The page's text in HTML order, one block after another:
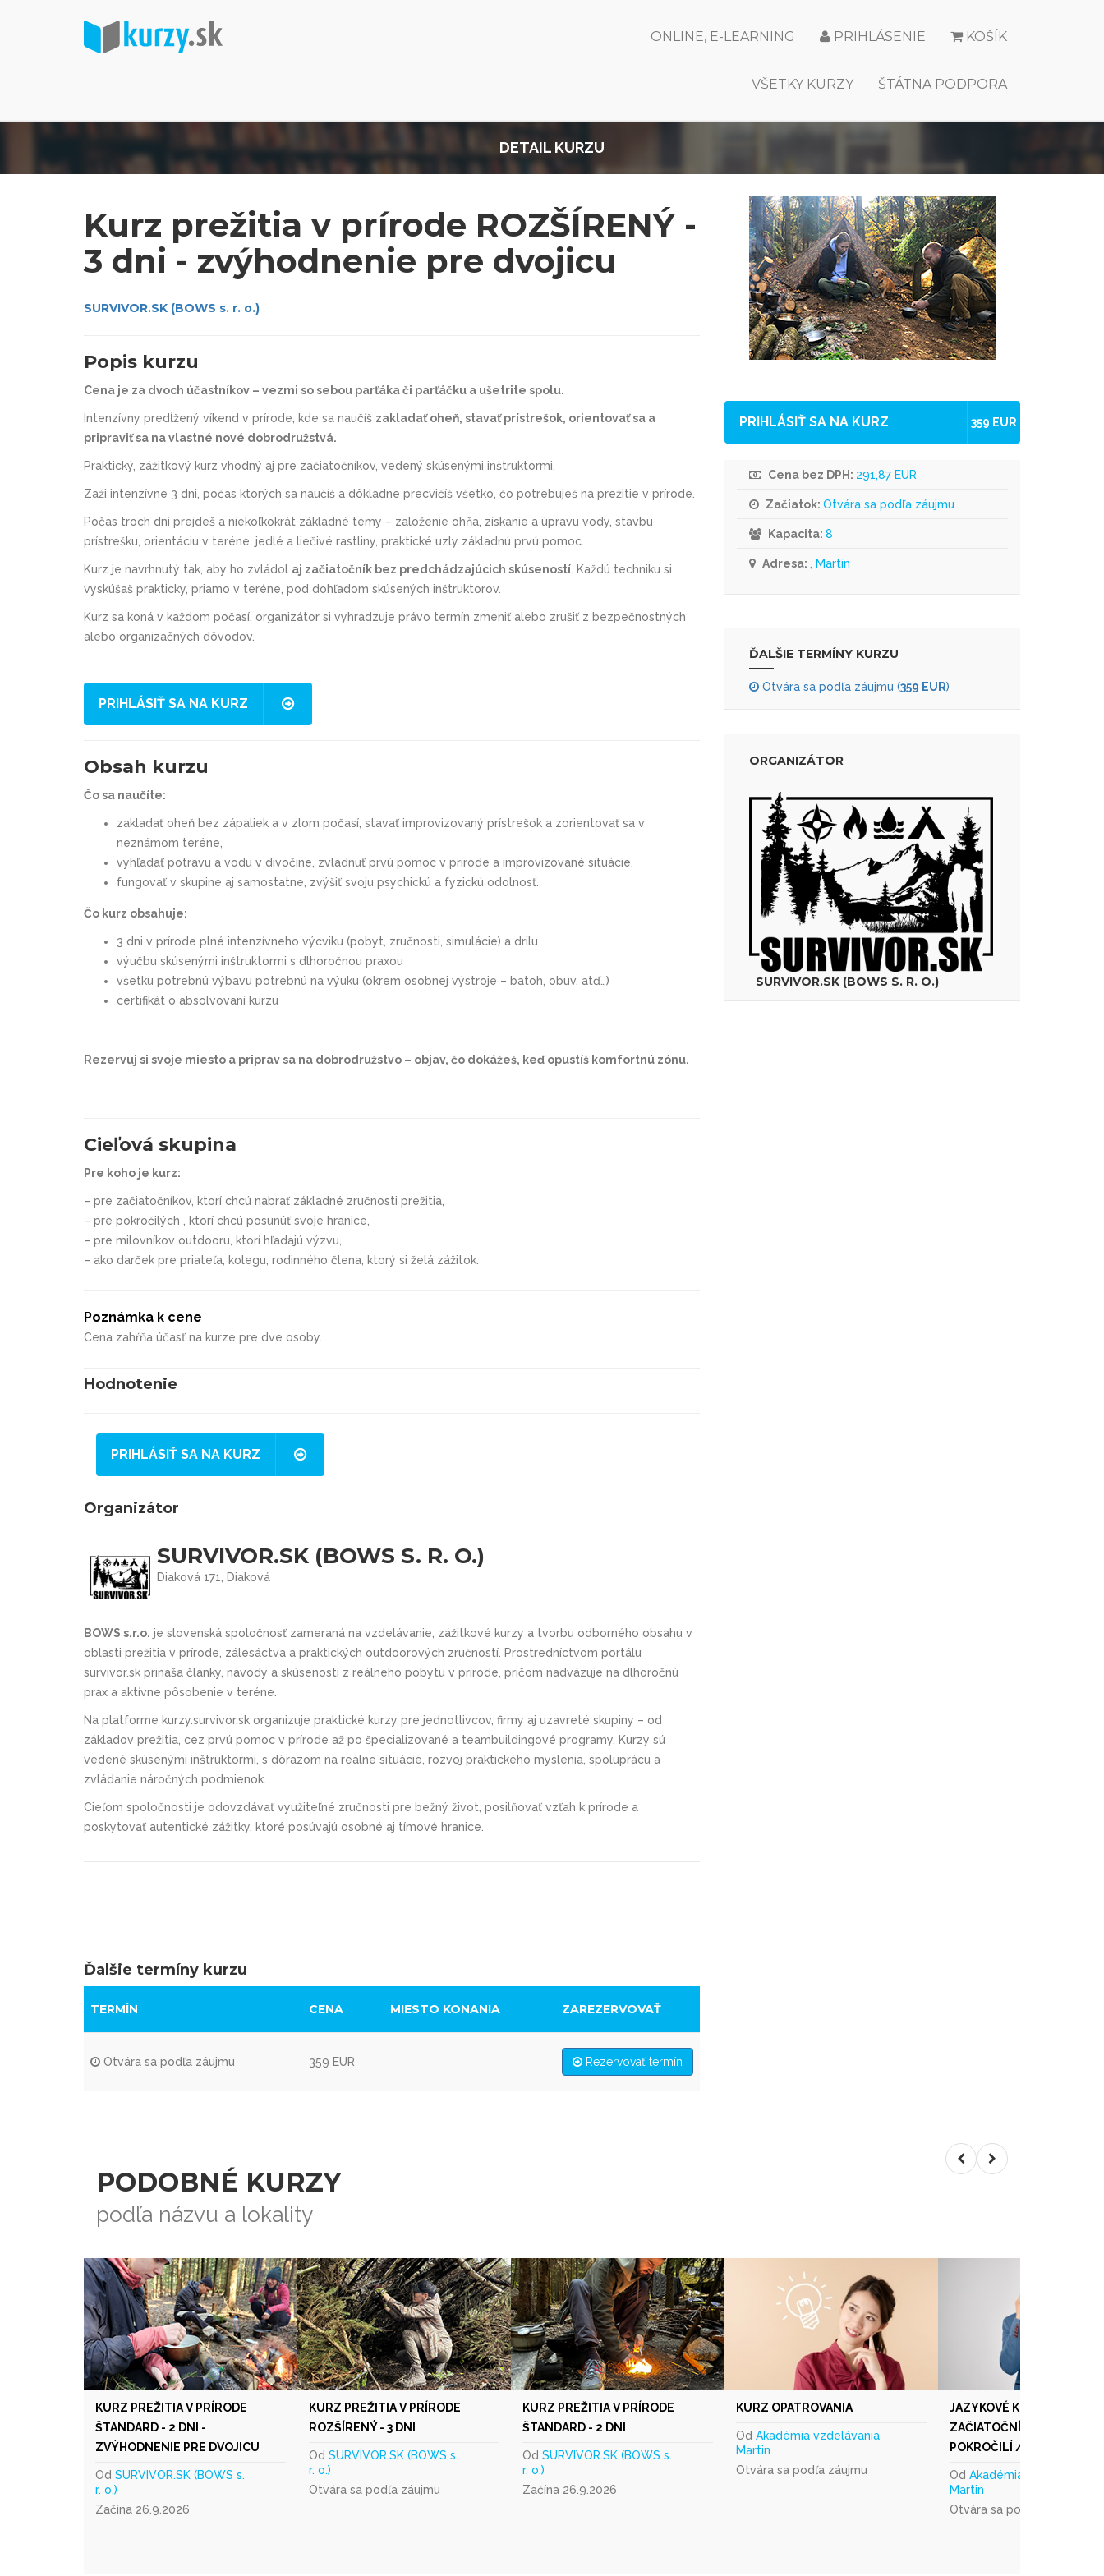
KOŠÍK
PRIHLÁSENIE
ONLINE, E-LEARNING
ŠTÁTNA PODPORA
VŠETKY KURZY
DETAIL KURZU
Kurz prežitia v prírode ROZŠÍRENÝ -
3 dni - zvýhodnenie pre dvojicu
SURVIVOR.SK (BOWS s. r. o.)
Popis kurzu
Cena je za dvoch účastníkov – vezmi so sebou parťáka či parťáčku a ušetrite spolu.
Intenzívny predĺžený víkend v prírode, kde sa naučíš zakladať oheň, stavať prístrešok, orientovať sa a
pripraviť sa na vlastné nové dobrodružstvá.
Praktický, zážitkový kurz vhodný aj pre začiatočníkov, vedený skúsenými inštruktormi.
Zaži intenzívne 3 dni, počas ktorých sa naučíš a dôkladne precvičíš všetko, čo potrebuješ na prežitie v prírode.
Počas troch dní prejdeš a niekoľkokrát základné témy – založenie ohňa, získanie a úpravu vody, stavbu
prístrešku, orientáciu v teréne, jedlé a liečivé rastliny, praktické uzly základnú prvú pomoc.
Kurz je navrhnutý tak, aby ho zvládol aj začiatočník bez predchádzajúcich skúseností . Každú techniku si
vyskúšaš prakticky, priamo v teréne, pod dohľadom skúsených inštruktorov.
Kurz sa koná v každom počasí, organizátor si vyhradzuje právo termín zmeniť alebo zrušiť z bezpečnostných
alebo organizačných dôvodov.
PRIHLÁSIŤ SA NA KURZ
Obsah kurzu
Čo sa naučíte:
zakladať oheň bez zápaliek a v zlom počasí, stavať improvizovaný prístrešok a zorientovať sa v
neznámom teréne,
vyhľadať potravu a vodu v divočine, zvládnuť prvú pomoc v prírode a improvizované situácie,
fungovať v skupine aj samostatne, zvýšiť svoju psychickú a fyzickú odolnosť.
Čo kurz obsahuje:
3 dni v prírode plné intenzívneho výcviku (pobyt, zručnosti, simulácie) a drilu
výučbu skúsenými inštruktormi s dlhoročnou praxou
všetku potrebnú výbavu potrebnú na výuku (okrem osobnej výstroje – batoh, obuv, atď…)
certifikát o absolvovaní kurzu
Rezervuj si svoje miesto a priprav sa na dobrodružstvo – objav, čo dokážeš, keď opustíš komfortnú zónu.
Cieľová skupina
Pre koho je kurz:
– pre začiatočníkov, ktorí chcú nabrať základné zručnosti prežitia,
– pre pokročilých , ktorí chcú posunúť svoje hranice,
– pre milovníkov outdooru, ktorí hľadajú výzvu,
– ako darček pre priateľa, kolegu, rodinného člena, ktorý si želá zážitok.
Poznámka k cene
Cena zahŕňa účasť na kurze pre dve osoby.
Hodnotenie
PRIHLÁSIŤ SA NA KURZ
Organizátor
SURVIVOR.SK (BOWS S. R. O.)
Diaková 171, Diaková
BOWS s.r.o. je slovenská spoločnosť zameraná na vzdelávanie, zážitkové kurzy a tvorbu odborného obsahu v
oblasti prežitia v prírode, zálesáctva a praktických outdoorových zručností. Prostredníctvom portálu
survivor.sk prináša články, návody a skúsenosti z reálneho pobytu v prírode, pričom nadväzuje na dlhoročnú
prax a aktívne pôsobenie v teréne.
Na platforme kurzy.survivor.sk organizuje praktické kurzy pre jednotlivcov, firmy aj uzavreté skupiny – od
základov prežitia, cez prvú pomoc v prírode až po špecializované a teambuildingové programy. Kurzy sú
vedené skúsenými inštruktormi, s dôrazom na reálne situácie, rozvoj praktického myslenia, spoluprácu a
zvládanie náročných podmienok.
Cieľom spoločnosti je odovzdávať využiteľné zručnosti pre bežný život, posilňovať vzťah k prírode a
poskytovať autentické zážitky, ktoré posúvajú osobné aj tímové hranice.
Ďalšie termíny kurzu
TERMÍN CENA MIESTO KONANIA ZAREZERVOVAŤ
Otvára sa podľa záujmu 359 EUR Rezervovať termín
PRIHLÁSIŤ SA NA KURZ 359 EUR
Cena bez DPH: 291,87 EUR
Začiatok: Otvára sa podľa záujmu
Kapacita: 8
Adresa: , Martin
ĎALŠIE TERMÍNY KURZU
Otvára sa podľa záujmu (359 EUR)
ORGANIZÁTOR
SURVIVOR.SK (BOWS S. R. O.)
PODOBNÉ KURZY
podľa názvu a lokality
KURZ PREŽITIA V PRÍRODE
ŠTANDARD - 2 DNI -
ZVÝHODNENIE PRE DVOJICU
Od SURVIVOR.SK (BOWS s.
r. o.)
Začína 26.9.2026
KURZ PREŽITIA V PRÍRODE
ROZŠÍRENÝ - 3 DNI
Od SURVIVOR.SK (BOWS s.
r. o.)
Otvára sa podľa záujmu
KURZ PREŽITIA V PRÍRODE
ŠTANDARD - 2 DNI
Od SURVIVOR.SK (BOWS s.
r. o.)
Začína 26.9.2026
KURZ OPATROVANIA
Od Akadémia vzdelávania
Martin
Otvára sa podľa záujmu
JAZYKOVÉ KURZY
ZAČIATOČNÍCI, MIERNE
POKROČILÍ /
Od Akadémia vzdelávania
Martin
Otvára sa podľa záujmu